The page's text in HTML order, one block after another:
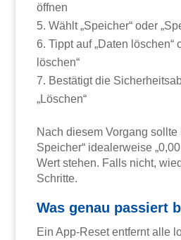
öffnen
Wählt „Speicher“ oder
Tippt auf „Daten löschen“
löschen“
Bestätigt die
„Löschen“
Nach diesem Vorgang sollte
Speicher“ idealerweise
Wert stehen. Falls nicht,
Schritte.
Was genau passiert
Ein App-Reset entfernt alle